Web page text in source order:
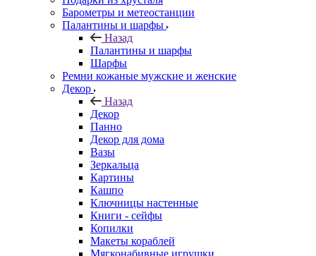
Барометры и метеостанции
Палантины и шарфы
Назад
Палантины и шарфы
Шарфы
Ремни кожаные мужские и женские
Декор
Назад
Декор
Панно
Декор для дома
Вазы
Зеркальца
Картины
Кашпо
Ключницы настенные
Книги - сейфы
Копилки
Макеты кораблей
Мягконабивные игрушки